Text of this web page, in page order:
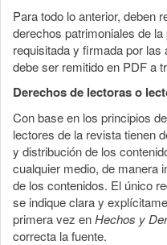
Para todo lo anterior, deben
derechos patrimoniales de
requisitada y firmada por
debe ser remitido en PDF a
Derechos de lectoras o
Con base en los principios
lectores de la revista tienen
y distribución de los
cualquier medio, de manera
de los contenidos. El único
se indique clara y
primera vez enHechos y
correcta la fuente.